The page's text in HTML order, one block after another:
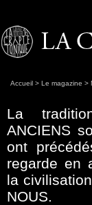
Accueil > Le magazine >
La
ANCIENS
ont
regarde en
la
NOUS.